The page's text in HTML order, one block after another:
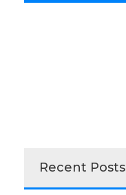
Recent Posts